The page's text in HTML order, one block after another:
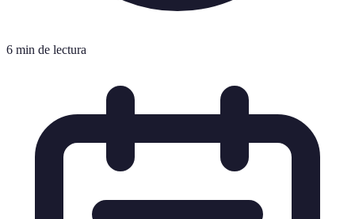
6 min de lectura